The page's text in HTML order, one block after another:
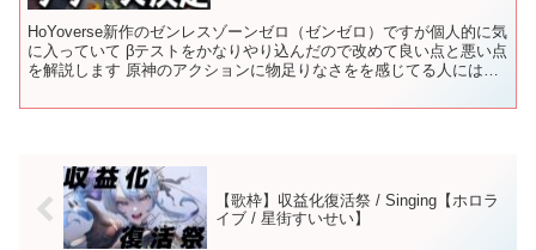
HoYoverse新作のゼンレスゾーンゼロ（ゼンゼロ）ですが個人的に気
に入っていて βテストをかなりやり込んだので改めて良い点と悪い点
を解説します 原神のアクションに物足りなさをを感じてる人にはオ
【歌枠】収益化復活祭 / Singing【ホロラ
イブ / 星街すいせい】